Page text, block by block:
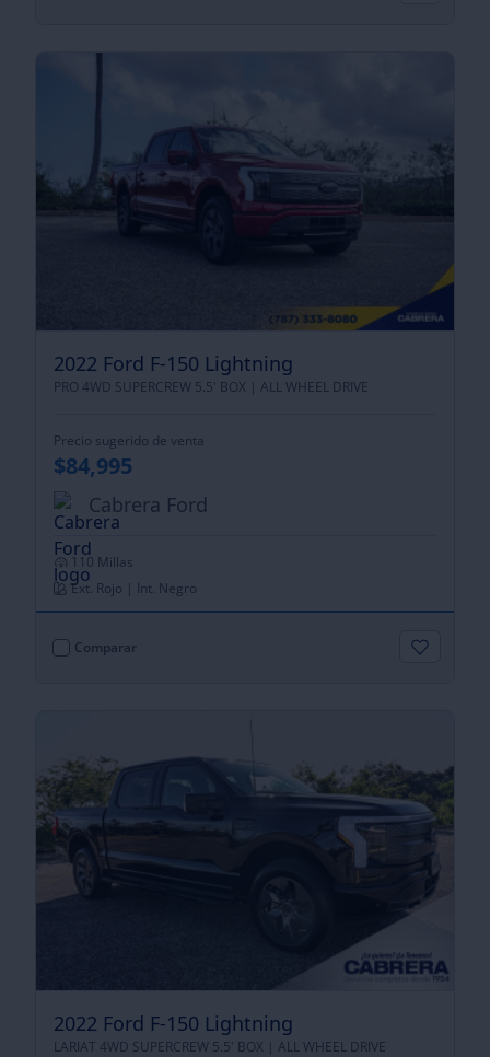
2022 Ford F-150 Lightning
PRO 4WD SUPERCREW 5.5' BOX | ALL WHEEL DRIVE
Precio sugerido de venta
$84,995
Cabrera Ford
110 Millas
Ext. Rojo | Int. Negro
Comparar
2022 Ford F-150 Lightning
LARIAT 4WD SUPERCREW 5.5' BOX | ALL WHEEL DRIVE